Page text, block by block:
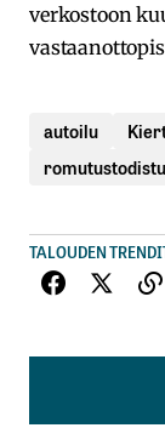
verkostoon
autoilu
TALOUDEN